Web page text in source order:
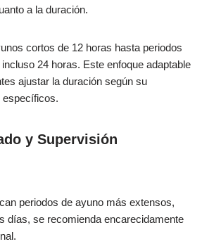
a la duración.
cortos de 12 horas hasta periodos
24 horas. Este enfoque adaptable
ajustar la duración según su
específicos.
y Supervisión
periodos de ayuno más extensos,
días, se recomienda encarecidamente